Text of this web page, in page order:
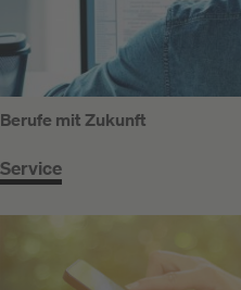
Berufe mit Zukunft
Service